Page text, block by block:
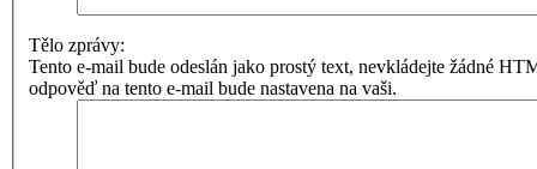
Tělo zprávy:
Tento e-mail bude odeslán jako prostý text, nevkládejte žádné
odpověď na tento e-mail bude nastavena na vaši.